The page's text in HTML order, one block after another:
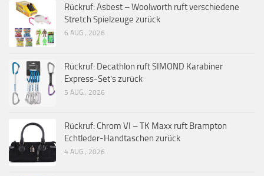
Rückruf: Asbest – Woolworth ruft verschiedene
Stretch Spielzeuge zurück
6 AUG., 2026
Rückruf: Decathlon ruft SIMOND Karabiner
Express-Set’s zurück
5 AUG., 2026
Rückruf: Chrom VI – TK Maxx ruft Brampton
Echtleder-Handtaschen zurück
4 AUG., 2026